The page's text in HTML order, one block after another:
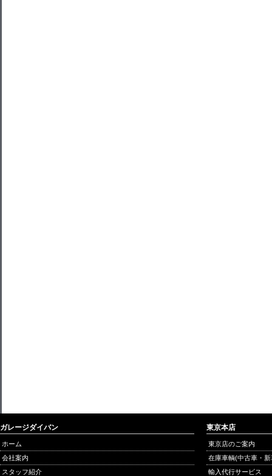
ガレージダイバン
ホーム
会社案内
スタッフ紹介
東京本店
東京店のご案内
在庫車輌(中古車・
輸入代行サービス